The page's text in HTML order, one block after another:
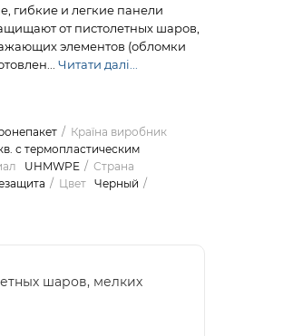
гибкие и легкие панели
от пистолетных шаров,
элементов (обломки
Читати далі...
Країна виробник
с термопластическим
UHMWPE
Страна
Цвет Черный
шаров, мелких